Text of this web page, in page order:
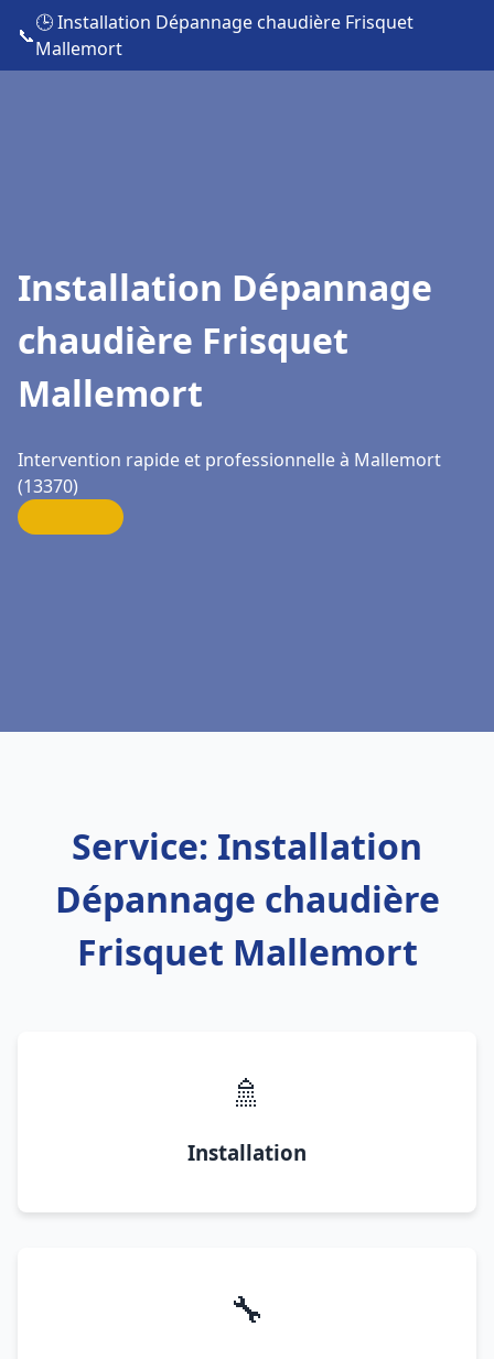
📞
🕒 Installation Dépannage chaudière Frisquet
Mallemort
Installation Dépannage
chaudière Frisquet
Mallemort
Intervention rapide et professionnelle à Mallemort
(13370)
Service: Installation
Dépannage chaudière
Frisquet Mallemort
🚿
Installation
🔧